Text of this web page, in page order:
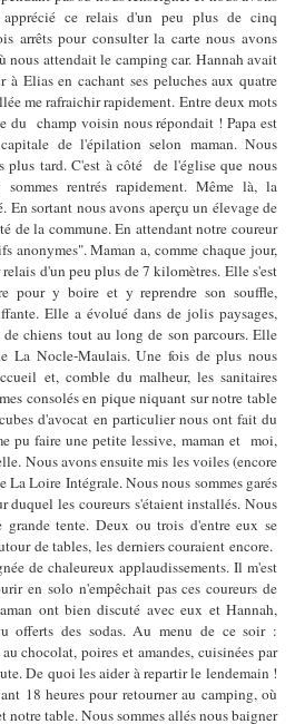
ce relais d'un peu plus de cinq
arrêts pour consulter la carte nous avons
nous attendait le camping car. Hannah avait
à Elias en cachant ses peluches aux quatre
me rafraichir rapidement. Entre deux mots
du champ voisin nous répondait ! Papa est
de l'épilation selon maman. Nous
plus tard. C'est à côté de l'église que nous
rentrés rapidement. Même là, la
En sortant nous avons aperçu un élevage de
de la commune. En attendant notre coureur
anonymes". Maman a, comme chaque jour,
d'un peu plus de 7 kilomètres. Elle s'est
pour y boire et y reprendre son souffle,
Elle a évolué dans de jolis paysages,
chiens tout au long de son parcours. Elle
La Nocle-Maulais. Une fois de plus nous
et, comble du malheur, les sanitaires
consolés en pique niquant sur notre table
d'avocat en particulier nous ont fait du
pu faire une petite lessive, maman et moi,
Nous avons ensuite mis les voiles (encore
La Loire Intégrale. Nous nous sommes garés
duquel les coureurs s'étaient installés. Nous
grande tente. Deux ou trois d'entre eux se
de tables, les derniers couraient encore.
de chaleureux applaudissements. Il m'est
en solo n'empêchait pas ces coureurs de
ont bien discuté avec eux et Hannah,
offerts des sodas. Au menu de ce soir :
chocolat, poires et amandes, cuisinées par
De quoi les aider à repartir le lendemain !
18 heures pour retourner au camping, où
notre table. Nous sommes allés nous baigner